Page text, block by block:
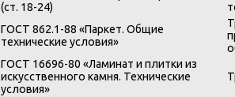
(ст. 18-24)
ГОСТ 862.1-88 «Паркет. Общие
технические условия»
ГОСТ 16696-80 «Ламинат и плитки из
искусственного камня. Технические
условия»